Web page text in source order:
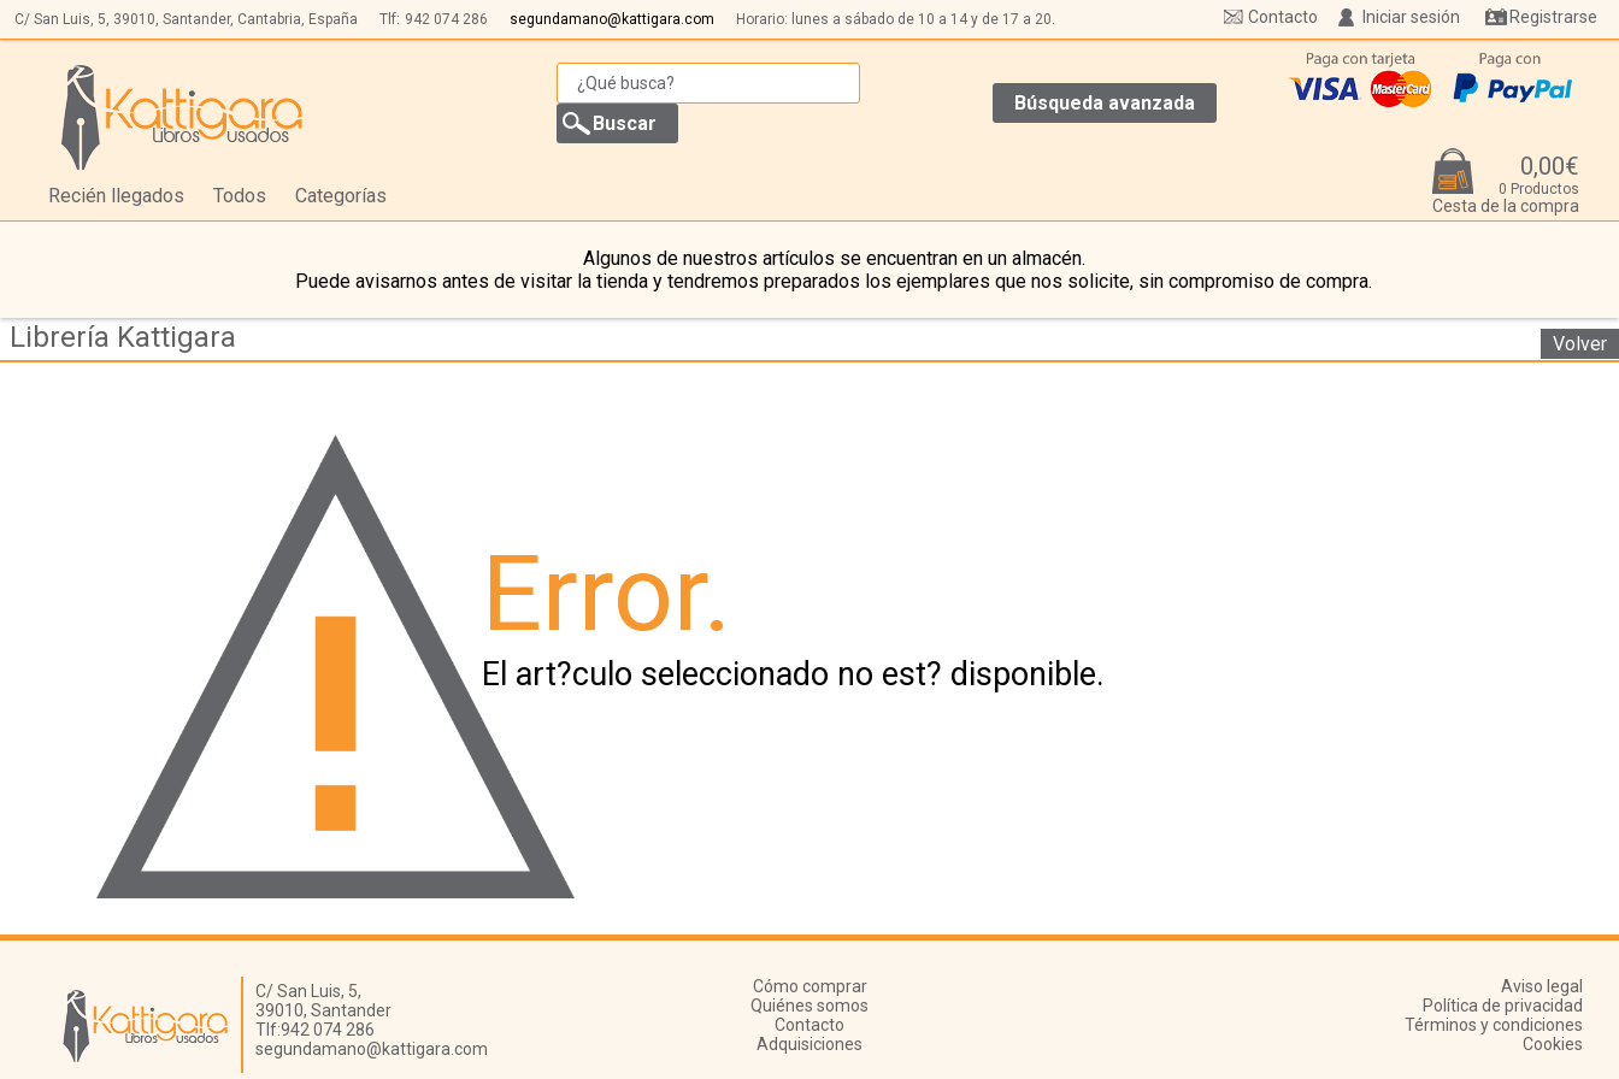
C/ San Luis, 5, 39010, Santander, Cantabria, España Tlf: 942 074 286 segundamano@kattigara.com Horario: lunes a sábado de 10 a 14 y de 17 a 20. Iniciar sesión Registrarse
Contacto
Búsqueda avanzada
Recién llegados Todos Categorías
0,00€
0 Productos
Cesta de la compra
Algunos de nuestros artículos se encuentran en un almacén.
Puede avisarnos antes de visitar la tienda y tendremos preparados los ejemplares que nos solicite, sin compromiso de compra.
Librería Kattigara Volver
Error.
El art?culo seleccionado no est? disponible.
Librería Kattigara
C/ San Luis, 5,
39010, Santander
Tlf:942 074 286
segundamano@kattigara.com
Cómo comprar
Quiénes somos
Contacto
Adquisiciones
Aviso legal
Política de privacidad
Términos y condiciones
Cookies